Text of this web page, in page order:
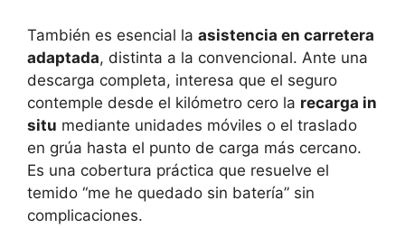
También es esencial la asistencia en carretera
adaptada, distinta a la convencional. Ante una
descarga completa, interesa que el seguro
contemple desde el kilómetro cero la recarga in
situ mediante unidades móviles o el traslado
en grúa hasta el punto de carga más cercano.
Es una cobertura práctica que resuelve el
temido “me he quedado sin batería” sin
complicaciones.